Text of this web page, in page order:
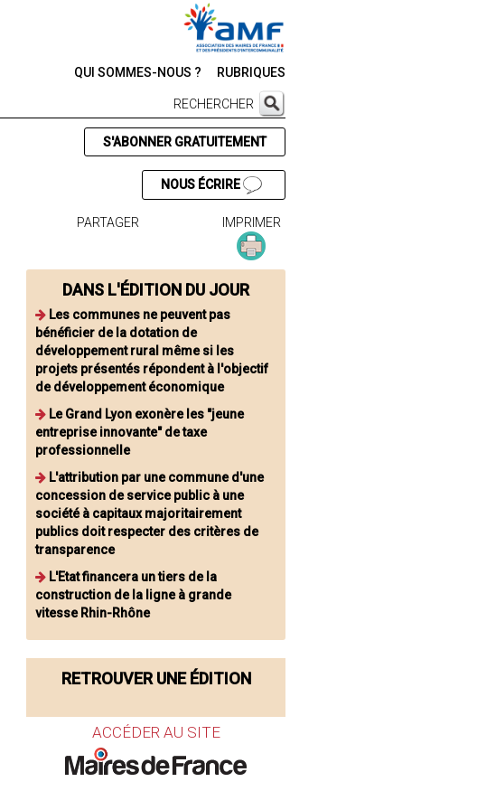
QUI SOMMES-NOUS ? RUBRIQUES
RECHERCHER
S'ABONNER GRATUITEMENT
NOUS ÉCRIRE
PARTAGER IMPRIMER
DANS L'ÉDITION DU JOUR
Les communes ne peuvent pas
bénéficier de la dotation de
développement rural même si les
projets présentés répondent à l'objectif
de développement économique
Le Grand Lyon exonère les "jeune
entreprise innovante" de taxe
professionnelle
L'attribution par une commune d'une
concession de service public à une
société à capitaux majoritairement
publics doit respecter des critères de
transparence
L'Etat financera un tiers de la
construction de la ligne à grande
vitesse Rhin-Rhône
RETROUVER UNE ÉDITION
ACCÉDER AU SITE